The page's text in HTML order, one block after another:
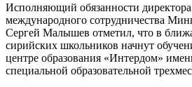
Исполняющий обязанности
международного сотрудничества
Сергей Малышев отметил, что в
сирийских школьников начнут
центре образования «Интердом»
специальной образовательной